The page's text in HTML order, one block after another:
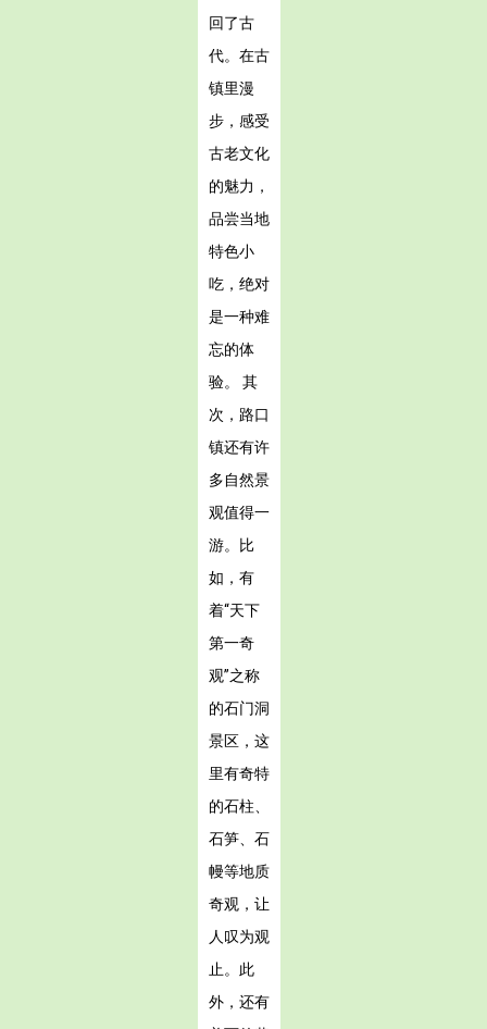
回了古
代。在古
镇里漫
步，感受
古老文化
的魅力，
品尝当地
特色小
吃，绝对
是一种难
忘的体
验。 其
次，路口
镇还有许
多自然景
观值得一
游。比
如，有
着“天下
第一奇
观”之称
的石门洞
景区，这
里有奇特
的石柱、
石笋、石
幔等地质
奇观，让
人叹为观
止。此
外，还有